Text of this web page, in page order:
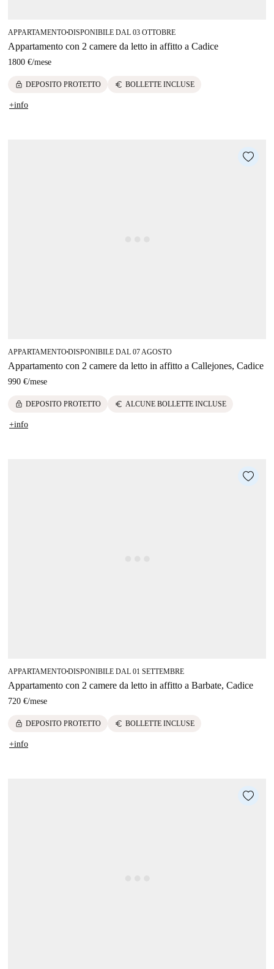
APPARTAMENTO■DISPONIBILE DAL 03 OTTOBRE
Appartamento con 2 camere da letto in affitto a Cadice
1800 €/mese
lock DEPOSITO PROTETTO euro BOLLETTE INCLUSE
+info
APPARTAMENTO■DISPONIBILE DAL 07 AGOSTO
Appartamento con 2 camere da letto in affitto a Callejones, Cadice
990 €/mese
lock DEPOSITO PROTETTO euro ALCUNE BOLLETTE INCLUSE
+info
APPARTAMENTO■DISPONIBILE DAL 01 SETTEMBRE
Appartamento con 2 camere da letto in affitto a Barbate, Cadice
720 €/mese
lock DEPOSITO PROTETTO euro BOLLETTE INCLUSE
+info